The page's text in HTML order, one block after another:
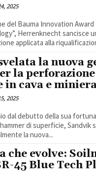
2025
del Bauma Innovation
Herrenknecht sancisce
applicata alla
la nuova
la
in cava e
2025
dal debutto della sua
di superficie, Sandvik
la nuova...
che evolve:
45 Blue Tech